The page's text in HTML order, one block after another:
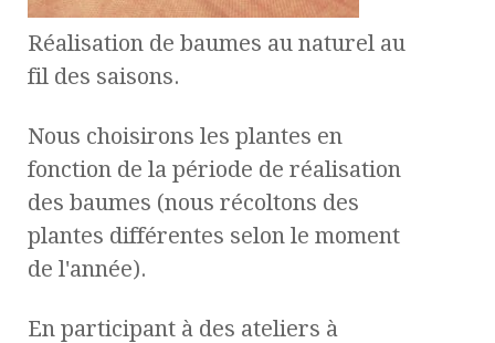
Réalisation de baumes au naturel au
fil des saisons.
Nous choisirons les plantes en
fonction de la période de réalisation
des baumes (nous récoltons des
plantes différentes selon le moment
de l'année).
En participant à des ateliers à